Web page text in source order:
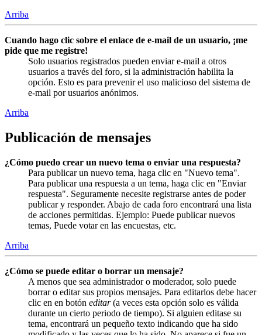
Arriba
Cuando hago clic sobre el enlace de e-mail de un usuario, ¡me
pide que me registre!
Solo usuarios registrados pueden enviar e-mail a otros
usuarios a través del foro, si la administración habilita la
opción. Esto es para prevenir el uso malicioso del sistema de
e-mail por usuarios anónimos.
Arriba
Publicación de mensajes
¿Cómo puedo crear un nuevo tema o enviar una respuesta?
Para publicar un nuevo tema, haga clic en "Nuevo tema".
Para publicar una respuesta a un tema, haga clic en "Enviar
respuesta". Seguramente necesite registrarse antes de poder
publicar y responder. Abajo de cada foro encontrará una lista
de acciones permitidas. Ejemplo: Puede publicar nuevos
temas, Puede votar en las encuestas, etc.
Arriba
¿Cómo se puede editar o borrar un mensaje?
A menos que sea administrador o moderador, solo puede
borrar o editar sus propios mensajes. Para editarlos debe hacer
clic en en botón editar(a veces esta opción solo es válida
durante un cierto periodo de tiempo). Si alguien editase su
tema, encontrará un pequeño texto indicando que ha sido